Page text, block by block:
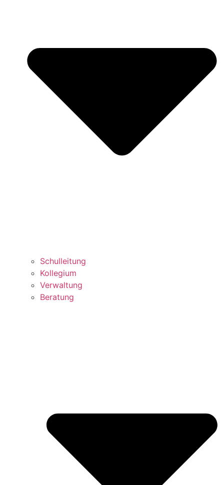
Schulleitung
Kollegium
Verwaltung
Beratung